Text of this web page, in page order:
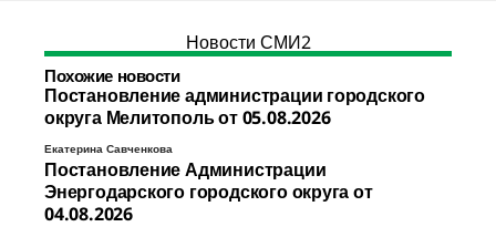
Новости СМИ2
Похожие новости
Постановление администрации городского
округа Мелитополь от 05.08.2026
Екатерина Савченкова
Постановление Администрации
Энергодарского городского округа от
04.08.2026